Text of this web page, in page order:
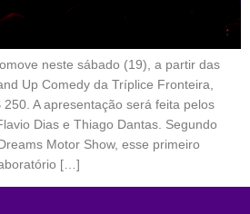
neste sábado (19), a partir das
Up Comedy da Tríplice Fronteira,
A apresentação será feita pelos
Dias e Thiago Dantas. Segundo
Motor Show, esse primeiro
[…]